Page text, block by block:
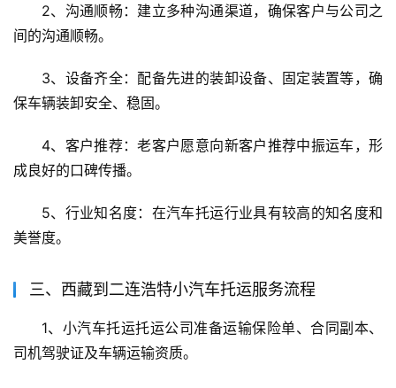
2、沟通顺畅：建立多种沟通渠道，确保客户与公司之
间的沟通顺畅。
3、设备齐全：配备先进的装卸设备、固定装置等，确
保车辆装卸安全、稳固。
4、客户推荐：老客户愿意向新客户推荐中振运车，形
成良好的口碑传播。
5、行业知名度：在汽车托运行业具有较高的知名度和
美誉度。
三、西藏到二连浩特小汽车托运服务流程
1、小汽车托运托运公司准备运输保险单、合同副本、
司机驾驶证及车辆运输资质。